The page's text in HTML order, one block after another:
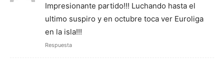
Impresionante partido!!! Luchando hasta el
ultimo suspiro y en octubre toca ver Euroliga
en la isla!!!
Respuesta